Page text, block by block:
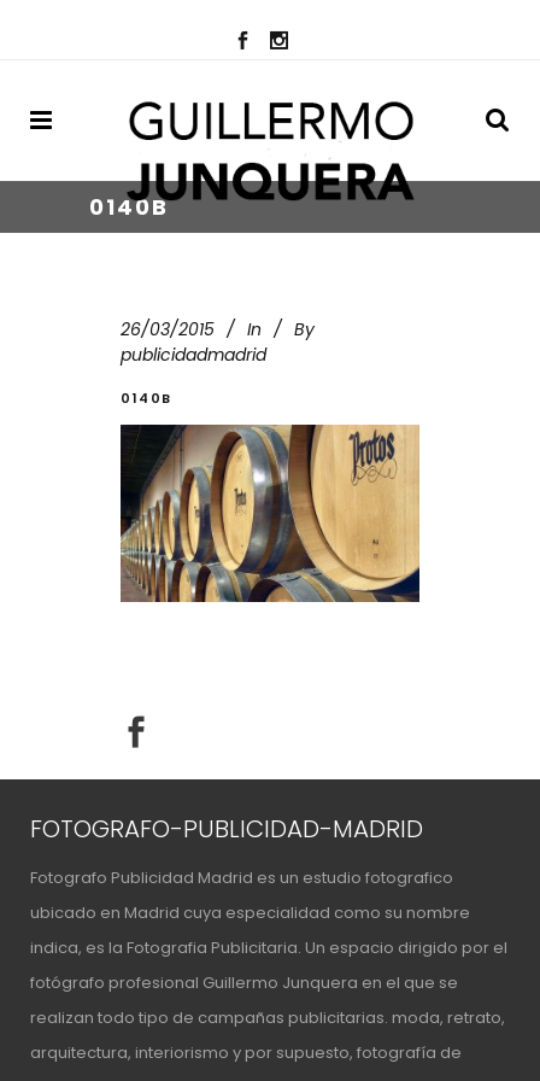
0140B
26/03/2015 In
By
publicidadmadrid
0140B
FOTOGRAFO-PUBLICIDAD-MADRID
Fotografo Publicidad Madrid es un estudio fotografico
ubicado en Madrid cuya especialidad como su nombre
indica, es la Fotografia Publicitaria. Un espacio dirigido por el
fotógrafo profesional Guillermo Junquera en el que se
realizan todo tipo de campañas publicitarias. moda, retrato,
arquitectura, interiorismo y por supuesto, fotografía de